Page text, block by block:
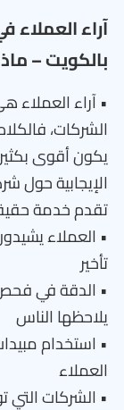
آراء
بالكويت –
• آراء
الشركات،
يكون أقوى بكثير
الإيجابية حول
تقدم خدمة
• العملاء
تأخير
• الدقة في فحص
يلاحظها الناس
• استخدام
العملاء
• الشركات